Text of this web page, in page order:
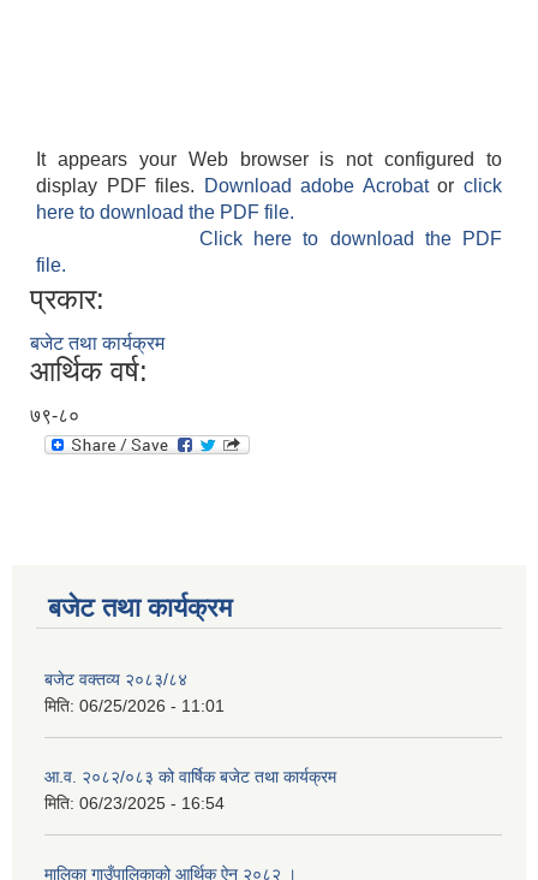
It appears your Web browser is not configured to
display PDF files.
Download adobe Acrobatorclick
here to download the PDF file.
Click here to download the PDF
file.
प्रकार:
बजेट तथा कार्यक्रम
आर्थिक वर्ष:
७९-८०
बजेट तथा कार्यक्रम
बजेट वक्तव्य २०८३/८४
मिति: 06/25/2026 - 11:01
आ.व. २०८२/०८३ को वार्षिक बजेट तथा कार्यक्रम
मिति: 06/23/2025 - 16:54
मालिका गाउँपालिकाको आर्थिक ऐन २०८२ ।